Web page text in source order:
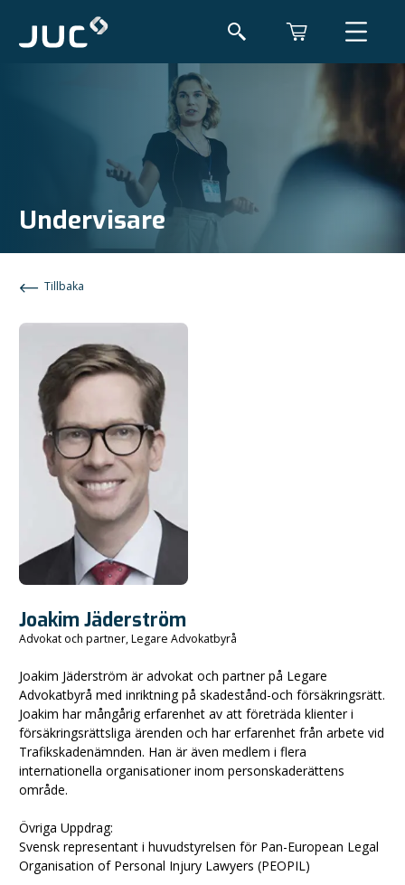
Undervisare
Tillbaka
Joakim Jäderström
Advokat och partner, Legare Advokatbyrå
Joakim Jäderström är advokat och partner på Legare
Advokatbyrå med inriktning på skadestånd-och försäkringsrätt.
Joakim har mångårig erfarenhet av att företräda klienter i
försäkringsrättsliga ärenden och har erfarenhet från arbete vid
Trafikskadenämnden. Han är även medlem i flera
internationella organisationer inom personskaderättens
område.
Övriga Uppdrag:
Svensk representant i huvudstyrelsen för Pan-European Legal
Organisation of Personal Injury Lawyers (PEOPIL)